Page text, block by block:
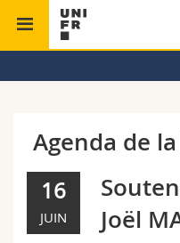
Campus
Recherche
Théologie
Droit
Vous êtes
Futurs étudiants
Ressources
Agenda de
16
JUIN
Joël